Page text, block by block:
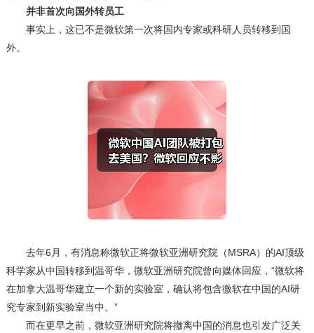
并非首次向国外转员工
事实上，这已不是微软第一次将国内专家或科研人员转移到国
外。
去年6月，有消息称微软正将微软亚洲研究院（MSRA）的AI顶级
科学家从中国转移到温哥华，微软亚洲研究院曾向媒体回应，“微软将
在加拿大温哥华建立一个新的实验室，确认将包含微软在中国的AI研
究专家到新实验室当中。”
而在更早之前，微软亚洲研究院将撤离中国的消息也引发广泛关